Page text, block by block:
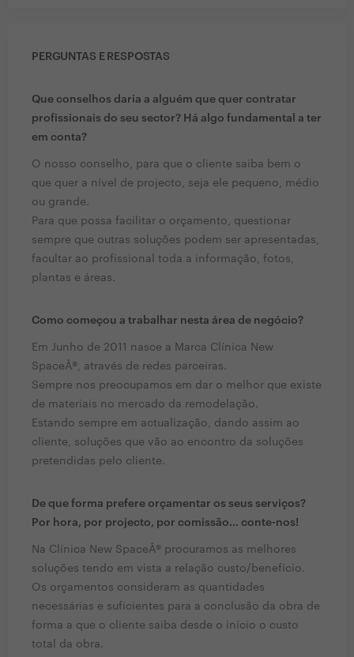
PERGUNTAS E RESPOSTAS
Que conselhos daria a alguém que quer contratar
profissionais do seu sector? Há algo fundamental a ter
em conta?
O nosso conselho, para que o cliente saiba bem o
que quer a nível de projecto, seja ele pequeno, médio
ou grande.
Para que possa facilitar o orçamento, questionar
sempre que outras soluções podem ser apresentadas,
facultar ao profissional toda a informação, fotos,
plantas e áreas.
Como começou a trabalhar nesta área de negócio?
Em Junho de 2011 nasce a Marca Clínica New
SpaceÂ®, através de redes parceiras.
Sempre nos preocupamos em dar o melhor que existe
de materiais no mercado da remodelação.
Estando sempre em actualização, dando assim ao
cliente, soluções que vão ao encontro da soluções
pretendidas pelo cliente.
De que forma prefere orçamentar os seus serviços?
Por hora, por projecto, por comissão… conte-nos!
Na Clínica New SpaceÂ® procuramos as melhores
soluções tendo em vista a relação custo/benefício.
Os orçamentos consideram as quantidades
necessárias e suficientes para a conclusão da obra de
forma a que o cliente saiba desde o início o custo
total da obra.